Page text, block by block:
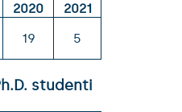
2020
2021
19 5
studenti